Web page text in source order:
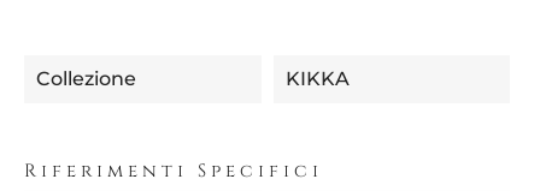
Collezione KIKKA
Riferimenti Specifici